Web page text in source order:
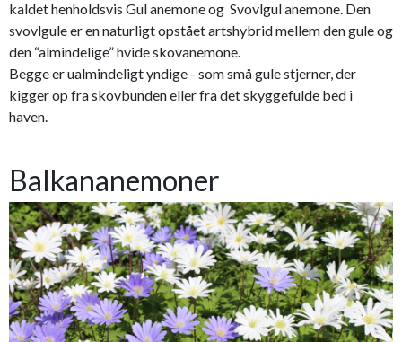
kaldet henholdsvis Gul anemone og Svovlgul anemone. Den
svovlgule er en naturligt opstået artshybrid mellem den gule og
den “almindelige” hvide skovanemone.
Begge er ualmindeligt yndige - som små gule stjerner, der
kigger op fra skovbunden eller fra det skyggefulde bed i
haven.
Balkananemoner